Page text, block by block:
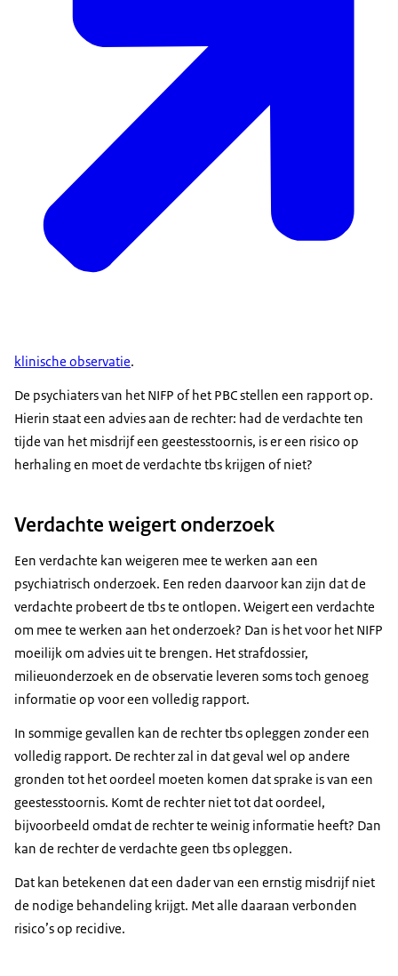
klinische observatie.
De psychiaters van het NIFP of het PBC stellen een rapport op.
Hierin staat een advies aan de rechter: had de verdachte ten
tijde van het misdrijf een geestesstoornis, is er een risico op
herhaling en moet de verdachte tbs krijgen of niet?
Verdachte weigert onderzoek
Een verdachte kan weigeren mee te werken aan een
psychiatrisch onderzoek. Een reden daarvoor kan zijn dat de
verdachte probeert de tbs te ontlopen. Weigert een verdachte
om mee te werken aan het onderzoek? Dan is het voor het NIFP
moeilijk om advies uit te brengen. Het strafdossier,
milieuonderzoek en de observatie leveren soms toch genoeg
informatie op voor een volledig rapport.
In sommige gevallen kan de rechter tbs opleggen zonder een
volledig rapport. De rechter zal in dat geval wel op andere
gronden tot het oordeel moeten komen dat sprake is van een
geestesstoornis. Komt de rechter niet tot dat oordeel,
bijvoorbeeld omdat de rechter te weinig informatie heeft? Dan
kan de rechter de verdachte geen tbs opleggen.
Dat kan betekenen dat een dader van een ernstig misdrijf niet
de nodige behandeling krijgt. Met alle daaraan verbonden
risico’s op recidive.